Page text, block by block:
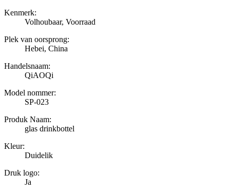
Kenmerk:
Volhoubaar, Voorraad
Plek van oorsprong:
Hebei, China
Handelsnaam:
QiAOQi
Model nommer:
SP-023
Produk Naam:
glas drinkbottel
Kleur:
Duidelik
Druk logo:
Ja